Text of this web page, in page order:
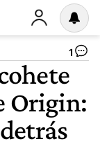
1
Origin: